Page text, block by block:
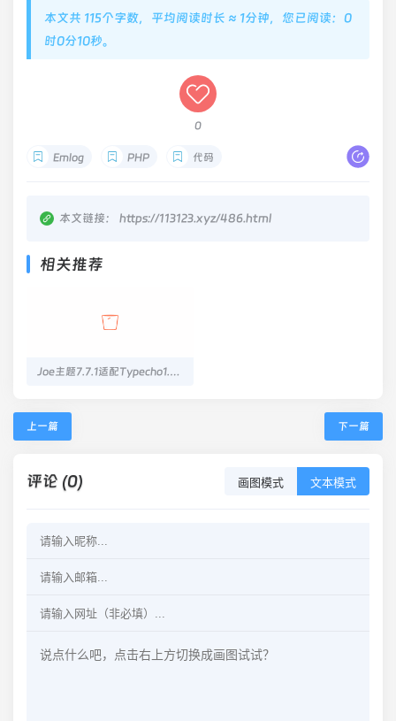
本文共 115个字数，平均阅读时长 ≈ 1分钟，您已阅读：0
时0分10秒。
0
Emlog PHP 代码
本文链接： https://113123.xyz/486.html
相关推荐
Joe主题7.7.1适配Typecho1.3.0问题修复
上一篇 下一篇
评论 (0) 画图模式 文本模式